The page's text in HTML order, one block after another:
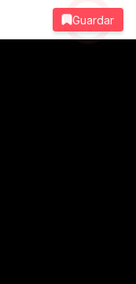
Guardar